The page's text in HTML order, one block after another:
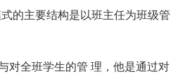
的主要结构是以班主任为班级管
对全班学生的管 理，他是通过对